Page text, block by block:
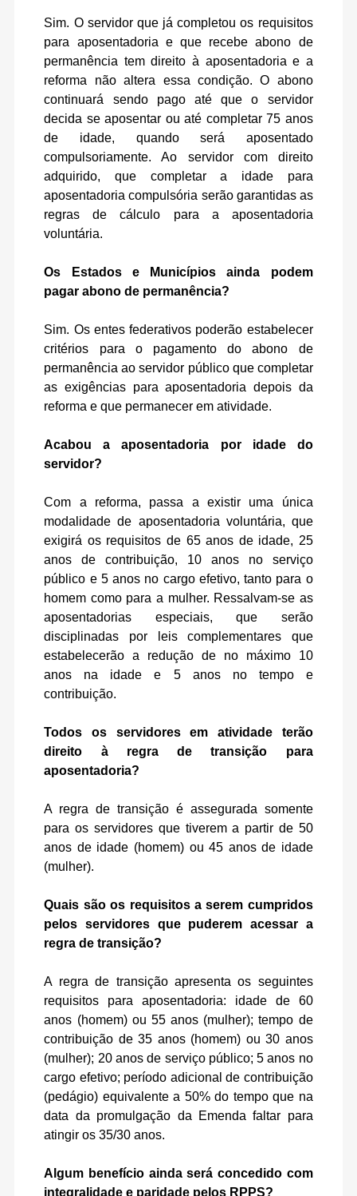
Sim. O servidor que já completou os requisitos
para aposentadoria e que recebe abono de
permanência tem direito à aposentadoria e a
reforma não altera essa condição. O abono
continuará sendo pago até que o servidor
decida se aposentar ou até completar 75 anos
de idade, quando será aposentado
compulsoriamente. Ao servidor com direito
adquirido, que completar a idade para
aposentadoria compulsória serão garantidas as
regras de cálculo para a aposentadoria
voluntária.
Os Estados e Municípios ainda podem
pagar abono de permanência?
Sim. Os entes federativos poderão estabelecer
critérios para o pagamento do abono de
permanência ao servidor público que completar
as exigências para aposentadoria depois da
reforma e que permanecer em atividade.
Acabou a aposentadoria por idade do
servidor?
Com a reforma, passa a existir uma única
modalidade de aposentadoria voluntária, que
exigirá os requisitos de 65 anos de idade, 25
anos de contribuição, 10 anos no serviço
público e 5 anos no cargo efetivo, tanto para o
homem como para a mulher. Ressalvam-se as
aposentadorias especiais, que serão
disciplinadas por leis complementares que
estabelecerão a redução de no máximo 10
anos na idade e 5 anos no tempo e
contribuição.
Todos os servidores em atividade terão
direito à regra de transição para
aposentadoria?
A regra de transição é assegurada somente
para os servidores que tiverem a partir de 50
anos de idade (homem) ou 45 anos de idade
(mulher).
Quais são os requisitos a serem cumpridos
pelos servidores que puderem acessar a
regra de transição?
A regra de transição apresenta os seguintes
requisitos para aposentadoria: idade de 60
anos (homem) ou 55 anos (mulher); tempo de
contribuição de 35 anos (homem) ou 30 anos
(mulher); 20 anos de serviço público; 5 anos no
cargo efetivo; período adicional de contribuição
(pedágio) equivalente a 50% do tempo que na
data da promulgação da Emenda faltar para
atingir os 35/30 anos.
Algum benefício ainda será concedido com
integralidade e paridade pelos RPPS?